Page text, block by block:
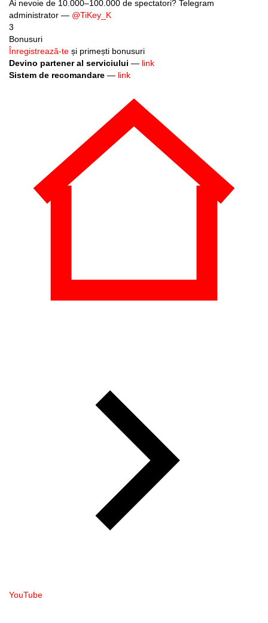
administrator —@TiKey_K
3
Bonusuri
Înregistrează-te
Devino partener al serviciului—link
Sistem de recomandare—link